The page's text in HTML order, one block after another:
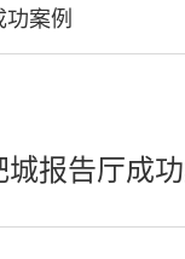
案例
城报告厅成